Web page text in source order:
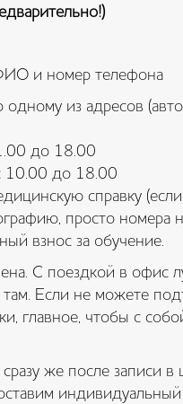
и номер телефона
из адресов
до 18.00
10.00 до 18.00
справку (если
просто номера
взнос за обучение.
С поездкой в офис
там. Если не можете
главное, чтобы с
же после записи в